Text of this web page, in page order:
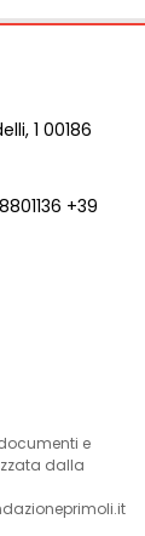
1 00186
+39
e
dalla